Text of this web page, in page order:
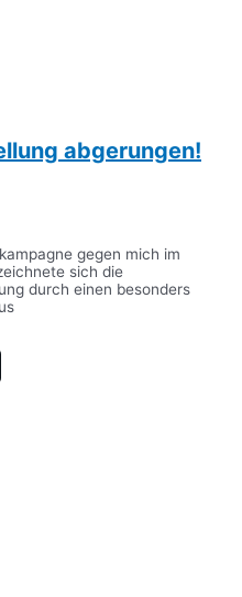
abgerungen!
gegen mich im
sich die
durch einen besonders